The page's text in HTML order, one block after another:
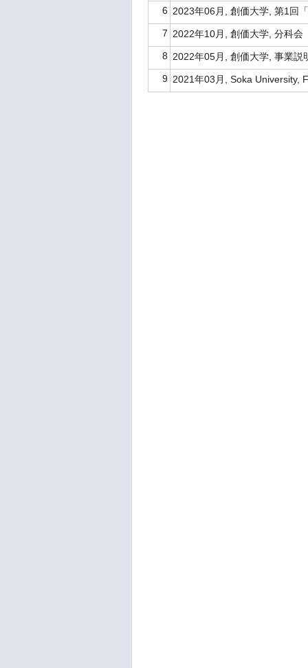
6 2023年06月, 創価大学, 第1回
7 2022年10月, 創価大学, 分科会
8 2022年05月, 創価大学, 事業説
9 2021年03月, Soka University,